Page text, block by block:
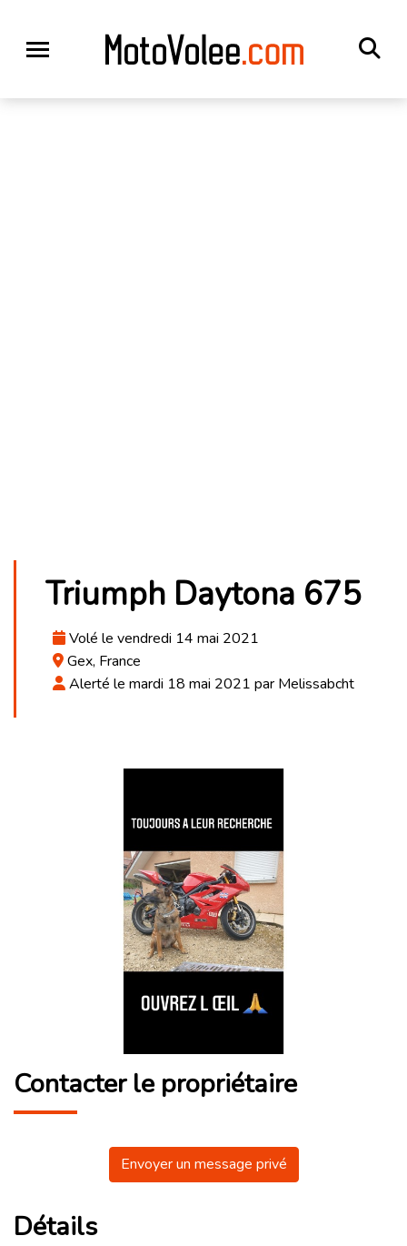
Triumph Daytona 675
Volé le vendredi 14 mai 2021
Gex, France
Alerté le mardi 18 mai 2021 par Melissabcht
Contacter le propriétaire
Envoyer un message privé
Détails